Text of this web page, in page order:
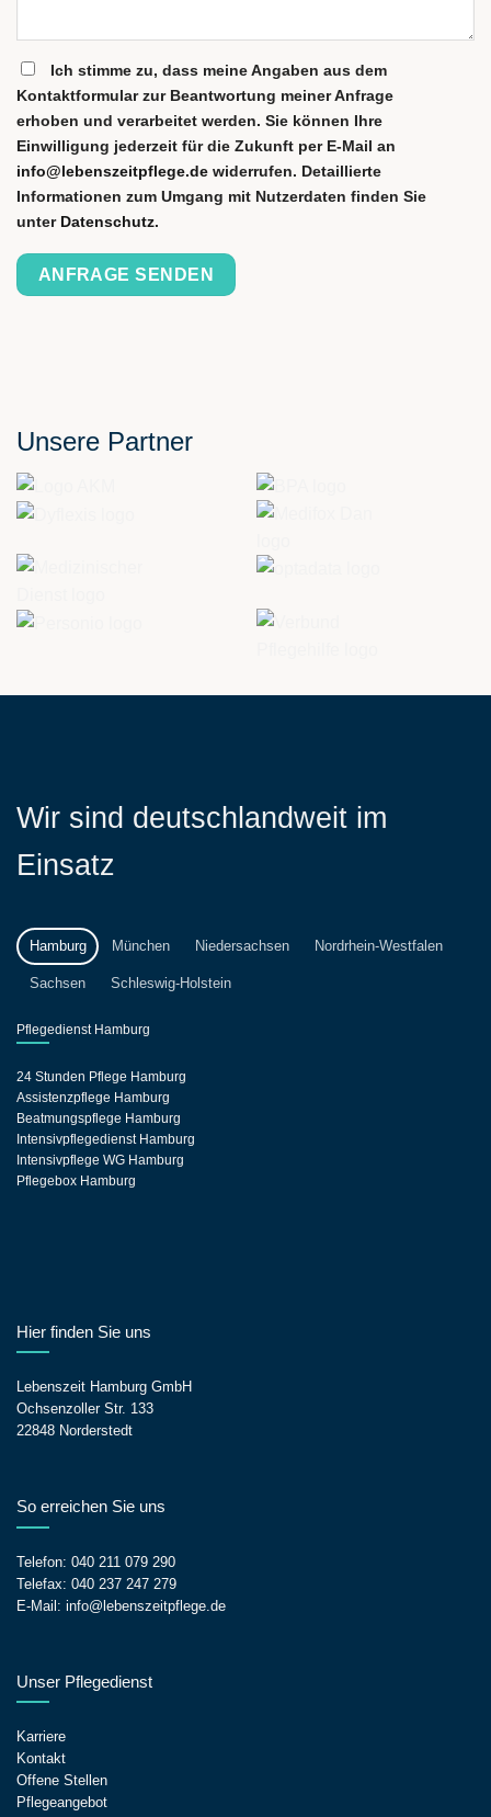
Ich stimme zu, dass meine Angaben aus dem
Kontaktformular zur Beantwortung meiner Anfrage
erhoben und verarbeitet werden. Sie können Ihre
Einwilligung jederzeit für die Zukunft per E-Mail an
info@lebenszeitpflege.de widerrufen. Detaillierte
Informationen zum Umgang mit Nutzerdaten finden Sie
unter Datenschutz.
Please
leave
Unsere Partner
Wir sind deutschlandweit im
Einsatz
Hamburg München Niedersachsen Nordrhein-Westfalen
Sachsen Schleswig-Holstein
Pflegedienst Hamburg
24 Stunden Pflege Hamburg
Assistenzpflege Hamburg
Beatmungspflege Hamburg
Intensivpflegedienst Hamburg
Intensivpflege WG Hamburg
Pflegebox Hamburg
Hier finden Sie uns
Lebenszeit Hamburg GmbH
Ochsenzoller Str. 133
22848 Norderstedt
So erreichen Sie uns
Telefon: 040 211 079 290
Telefax: 040 237 247 279
E-Mail: info@lebenszeitpflege.de
Unser Pflegedienst
Karriere
Kontakt
Offene Stellen
Pflegeangebot